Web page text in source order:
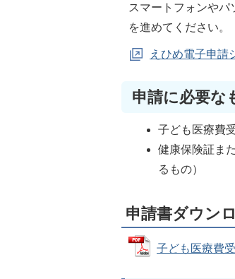
スマートフォンやパ
を進めてください。
えひめ電子申請
申請に必要な
子ども医療費
健康保険証ま
るもの）
申請書ダウン
子ども医療費